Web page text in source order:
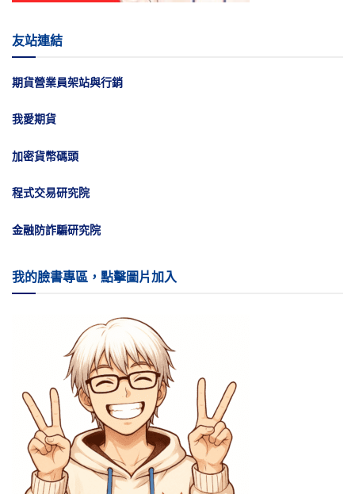
友站連結
期貨營業員架站與行銷
我愛期貨
加密貨幣碼頭
程式交易研究院
金融防詐騙研究院
我的臉書專區，點擊圖片加入